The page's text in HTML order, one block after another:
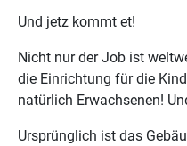
Und jetz kommt et!
Nicht nur der Job ist
die Einrichtung für die
natürlich Erwachsenen!
Ursprünglich ist das